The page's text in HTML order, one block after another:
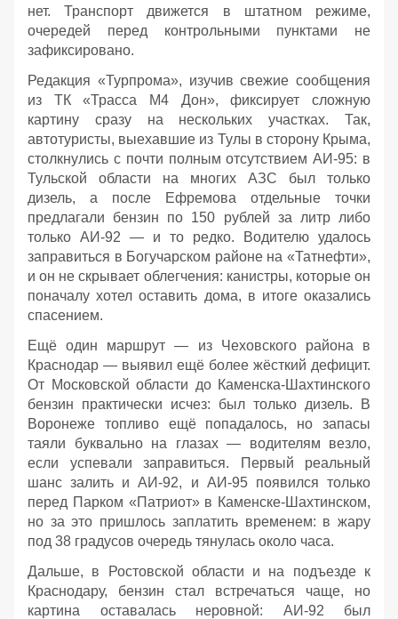
нет. Транспорт движется в штатном режиме,
очередей перед контрольными пунктами не
зафиксировано.
Редакция «Турпрома», изучив свежие сообщения
из ТК «Трасса М4 Дон», фиксирует сложную
картину сразу на нескольких участках. Так,
автотуристы, выехавшие из Тулы в сторону Крыма,
столкнулись с почти полным отсутствием АИ‑95: в
Тульской области на многих АЗС был только
дизель, а после Ефремова отдельные точки
предлагали бензин по 150 рублей за литр либо
только АИ‑92 — и то редко. Водителю удалось
заправиться в Богучарском районе на «Татнефти»,
и он не скрывает облегчения: канистры, которые он
поначалу хотел оставить дома, в итоге оказались
спасением.
Ещё один маршрут — из Чеховского района в
Краснодар — выявил ещё более жёсткий дефицит.
От Московской области до Каменска‑Шахтинского
бензин практически исчез: был только дизель. В
Воронеже топливо ещё попадалось, но запасы
таяли буквально на глазах — водителям везло,
если успевали заправиться. Первый реальный
шанс залить и АИ‑92, и АИ‑95 появился только
перед Парком «Патриот» в Каменске‑Шахтинском,
но за это пришлось заплатить временем: в жару
под 38 градусов очередь тянулась около часа.
Дальше, в Ростовской области и на подъезде к
Краснодару, бензин стал встречаться чаще, но
картина оставалась неровной: АИ‑92 был